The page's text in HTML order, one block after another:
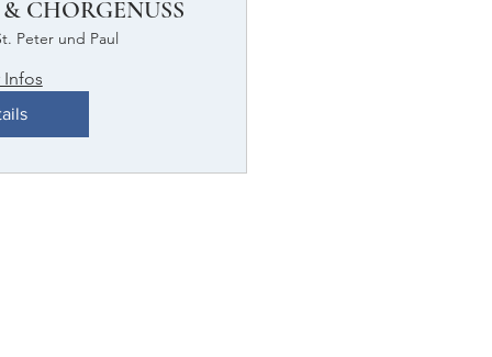
CHORGENUSS
Peter und Paul
Infos